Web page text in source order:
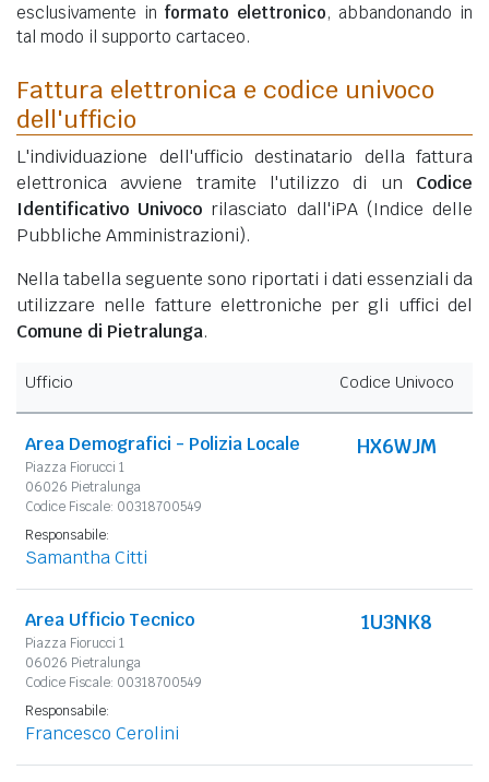
esclusivamente in formato elettronico, abbandonando in
tal modo il supporto cartaceo.
Fattura elettronica e codice univoco
dell'ufficio
L'individuazione dell'ufficio destinatario della fattura
elettronica avviene tramite l'utilizzo di un Codice
Identificativo Univoco rilasciato dall'iPA (Indice delle
Pubbliche Amministrazioni).
Nella tabella seguente sono riportati i dati essenziali da
utilizzare nelle fatture elettroniche per gli uffici del
Comune di Pietralunga.
Ufficio Codice Univoco
Area Demografici - Polizia Locale
Piazza Fiorucci 1
06026 Pietralunga
Codice Fiscale: 00318700549
HX6WJM
Responsabile:
Samantha Citti
Area Ufficio Tecnico
Piazza Fiorucci 1
06026 Pietralunga
Codice Fiscale: 00318700549
1U3NK8
Responsabile:
Francesco Cerolini